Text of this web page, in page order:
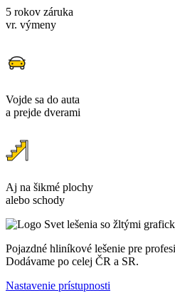
5 rokov záruka
vr. výmeny
Vojde sa do auta
a prejde dverami
Aj na šikmé plochy
alebo schody
Pojazdné hliníkové lešenie pre
Dodávame po celej ČR a SR.
Nastavenie prístupnosti